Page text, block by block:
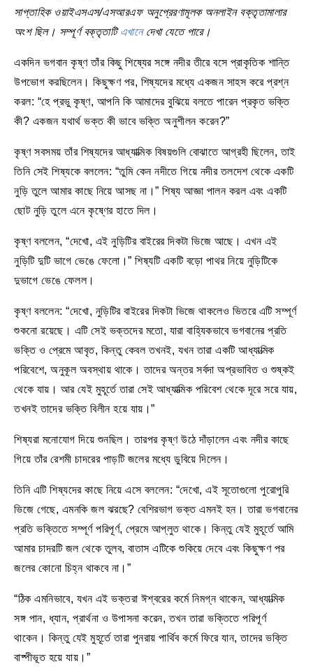
সাপ্তাহিক ওয়াইএসএস/এসআরএফ অনুপ্রেরণামূলক অনলাইন বক্তৃতামালার
অংশ ছিল। সম্পূর্ণ বক্তৃতাটিএখানেদেখা যেতে পারে।
একদিন ভগবান কৃষ্ণ তাঁর কিছু শিষ্যের সঙ্গে নদীর তীরে বসে প্রাকৃতিক শান্তি
উপভোগ করছিলেন। কিছুক্ষণ পর, শিষ্যদের মধ্যে একজন সাহস করে প্রশ্ন
করল: “হে প্রভু কৃষ্ণ, আপনি কি আমাদের বুঝিয়ে বলতে পারেন প্রকৃত ভক্তি
কী? একজন যথার্থ ভক্ত কী ভাবে ভক্তি অনুশীলন করেন?”
কৃষ্ণ সবসময় তাঁর শিষ্যদের আধ্যাত্মিক বিষয়গুলি বোঝাতে আগ্রহী ছিলেন, তাই
তিনি সেই শিষ্যকে বললেন: “তুমি কেন নদীতে গিয়ে নদীর তলদেশ থেকে একটি
নুড়ি তুলে আমার কাছে নিয়ে আসছ না।” শিষ্য আজ্ঞা পালন করল এবং একটি
ছোট নুড়ি তুলে এনে কৃষ্ণের হাতে দিল।
কৃষ্ণ বললেন, “দেখো, এই নুড়িটির বাইরের দিকটা ভিজে আছে। এখন এই
নুড়িটি দুটি ভাগে ভেঙে ফেলো।” শিষ্যটি একটি বড়ো পাথর নিয়ে নুড়িটিকে
দুভাগে ভেঙে ফেলল।
কৃষ্ণ বললেন: “দেখো, নুড়িটির বাইরের দিকটা ভিজে থাকলেও ভিতরে এটি সম্পূর্ণ
শুকনো রয়েছে। এটি সেই ভক্তদের মতো, যারা বাহ্যিকভাবে ভগবানের প্রতি
ভক্তি ও প্রেমে আবৃত, কিন্তু কেবল তখনই, যখন তারা একটি আধ্যাত্মিক
পরিবেশে, অনুকূল অবস্থায় থাকে। তাদের অন্তর সর্বদা অপ্রভাবিত ও শুষ্কই
থেকে যায়। আর যেই মুহূর্তে তারা সেই আধ্যাত্মিক পরিবেশ থেকে দূরে সরে যায়,
তখনই তাদের ভক্তি বিলীন হয়ে যায়।”
শিষ্যরা মনোযোগ দিয়ে শুনছিল। তারপর কৃষ্ণ উঠে দাঁড়ালেন এবং নদীর কাছে
গিয়ে তাঁর রেশমী চাদরের পাড়টি জলের মধ্যে ডুবিয়ে দিলেন।
তিনি এটি শিষ্যদের কাছে নিয়ে এসে বললেন: “দেখো, এই সূতোগুলো পুরোপুরি
ভিজে গেছে, এমনকি জল ঝরছে? বেশিরভাগ ভক্ত এমনই হন। তারা ভগবানের
প্রতি ভক্তিতে সম্পূর্ণ পরিপূর্ণ, প্রেমে আপ্লুত থাকে। কিন্তু যেই মুহূর্তে আমি
আমার চাদরটি জল থেকে তুলব, বাতাস এটিকে শুকিয়ে দেবে এবং কিছুক্ষণ পর
জলের কোনো চিহ্ন থাকবে না।”
“ঠিক এমনিভাবে, যখন এই ভক্তরা ঈশ্বরের কর্মে নিমগ্ন থাকেন, আধ্যাত্মিক
সঙ্গ পান, ধ্যান, প্রার্থনা ও উপাসনা করেন, তখন তারা ভক্তিতে পরিপূর্ণ
থাকেন। কিন্তু যেই মুহূর্তে তারা পুনরায় পার্থিব কর্মে ফিরে যান, তাদের ভক্তি
বাষ্পীভূত হয়ে যায়।”